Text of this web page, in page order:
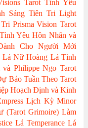
Tarot Tình Yêu
Sáng Tiên Tri Light
Prisma Vision Tarot
Tình Yêu Hôn Nhân và
Cho Người Mới
Lá Nữ Hoàng Lá Tình
và Philippe Ngo Tarot
Báo Tuần Theo Tarot
Hoạch Định và Kinh
Lịch Kỳ Minor
(Tarot Grimoire) Làm
Lá Temperance Lá